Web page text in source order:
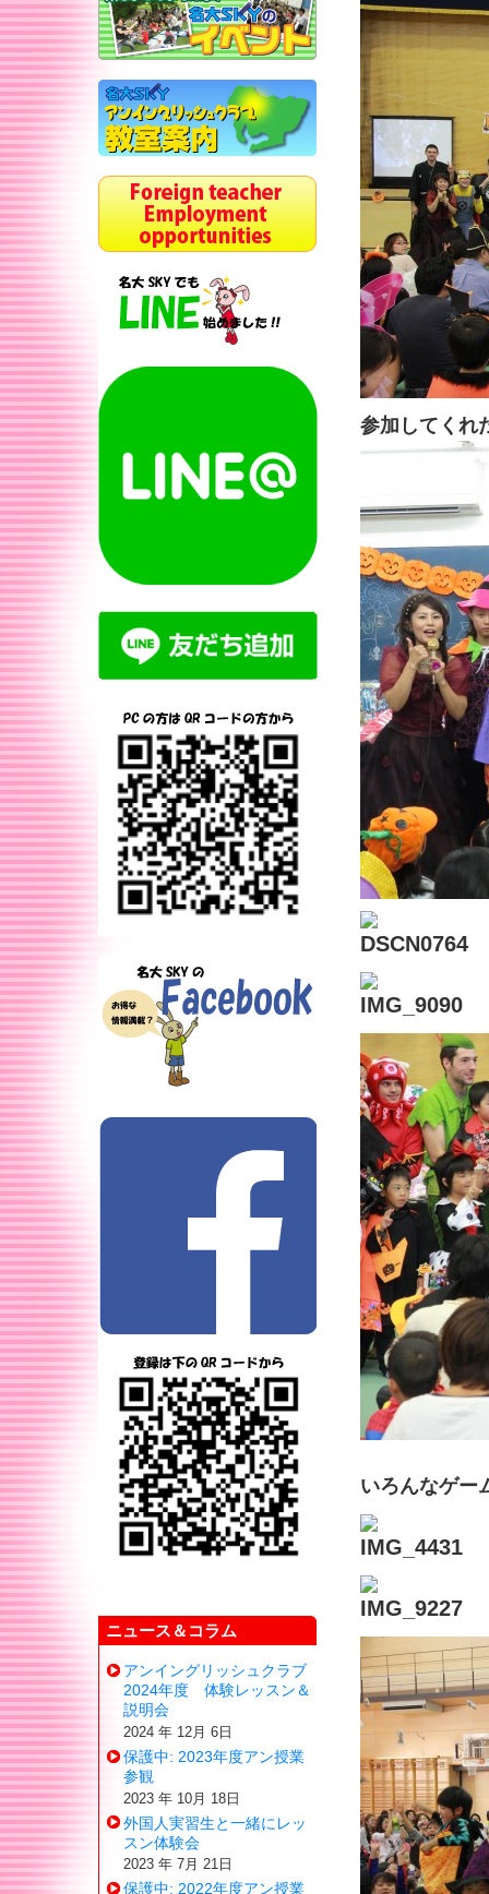
ニュース＆コラム
アンイングリッシュクラブ
2024年度 体験レッスン＆
説明会
2024 年 12月 6日
保護中: 2023年度アン授業
参観
2023 年 10月 18日
外国人実習生と一緒にレッ
スン体験会
2023 年 7月 21日
保護中: 2022年度アン授業
参加してくれ
いろんなゲー